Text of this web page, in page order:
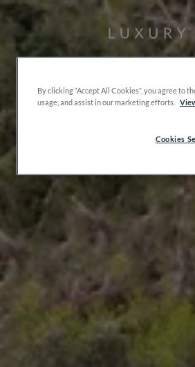
By clicking “Accept All Cookies”, you agree to
usage, and assist in our marketing efforts.
Cookies